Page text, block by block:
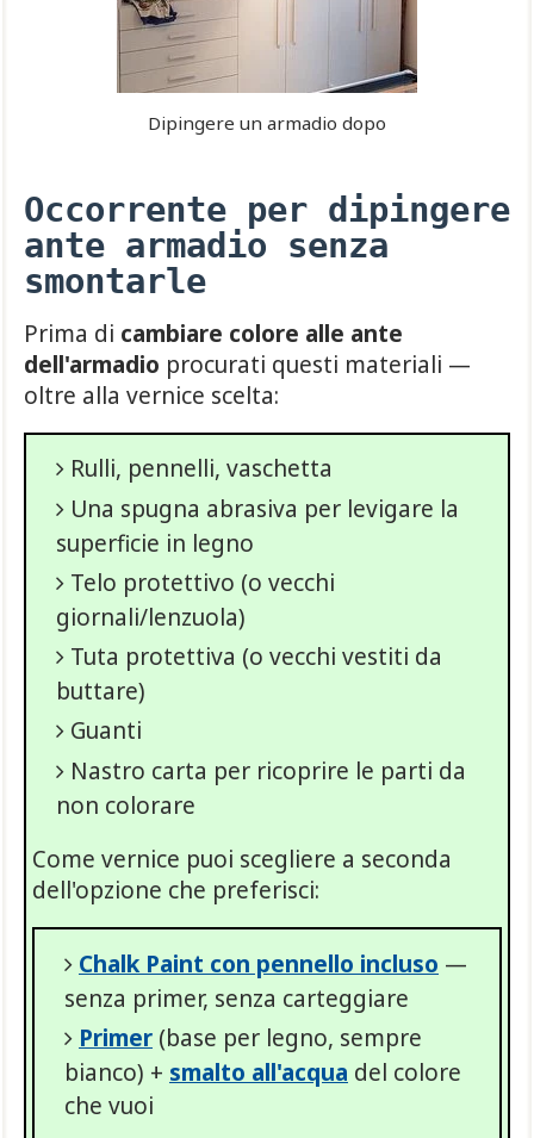
Dipingere un armadio dopo
Occorrente per dipingere
ante armadio senza
smontarle
Prima di cambiare colore alle ante
dell'armadio procurati questi materiali —
oltre alla vernice scelta:
Rulli, pennelli, vaschetta
Una spugna abrasiva per levigare la
superficie in legno
Telo protettivo (o vecchi
giornali/lenzuola)
Tuta protettiva (o vecchi vestiti da
buttare)
Guanti
Nastro carta per ricoprire le parti da
non colorare
Come vernice puoi scegliere a seconda
dell'opzione che preferisci:
Chalk Paint con pennello incluso —
senza primer, senza carteggiare
Primer (base per legno, sempre
bianco) + smalto all'acqua del colore
che vuoi